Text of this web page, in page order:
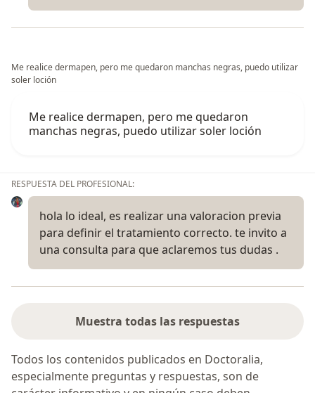
Me realice dermapen, pero me quedaron manchas negras, puedo utilizar
soler loción
Me realice dermapen, pero me quedaron
manchas negras, puedo utilizar soler loción
RESPUESTA DEL PROFESIONAL:
hola lo ideal, es realizar una valoracion previa
para definir el tratamiento correcto. te invito a
una consulta para que aclaremos tus dudas .
Muestra todas las respuestas
Todos los contenidos publicados en Doctoralia,
especialmente preguntas y respuestas, son de